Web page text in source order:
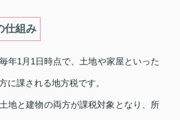
仕組み
年1月1日時点で、土地や家屋といった
に課される地方税です。
地と建物の両方が課税対象となり、所